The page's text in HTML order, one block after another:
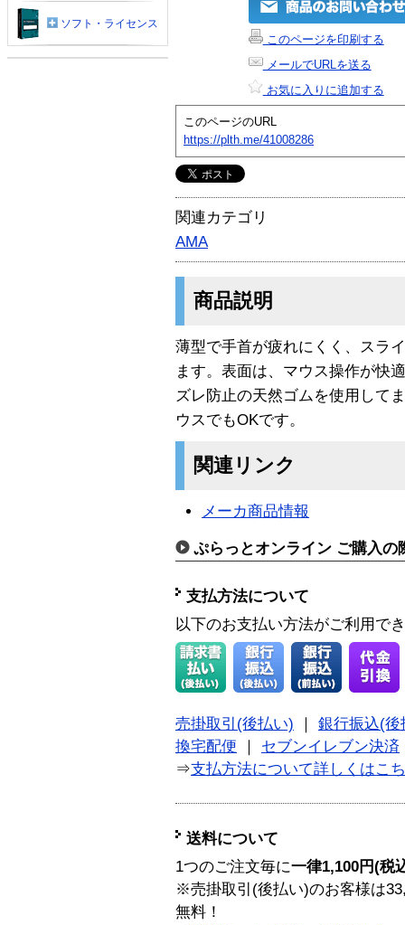
このページを印刷する
メールでURLを送る
お気に入りに追加する
このページのURL
https://plth.me/41008286
関連カテゴリ
AMA
商品説明
薄型で手首が疲れにくく、スラ
ます。表面は、マウス操作が快
ズレ防止の天然ゴムを使用して
ウスでもOKです。
関連リンク
メーカ商品情報
ぷらっとオンライン ご購入の
支払方法について
以下のお支払い方法がご利用で
売掛取引(後払い)
銀行振込(後
換宅配便
セブンイレブン決済
⇒支払方法について詳しくはこ
送料について
1つのご注文毎に一律1,100円(税
※売掛取引(後払い)のお客様は
無料！
ソフト・ライセンス